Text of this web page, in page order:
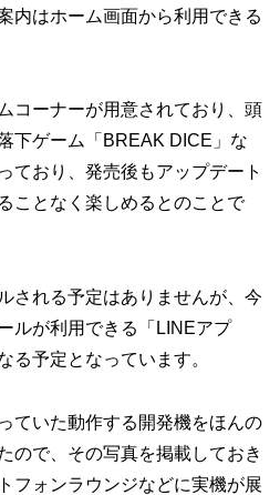
内はホーム画面から利用できる
コーナーが用意されており、頭
下ゲーム「BREAK DICE」な
ており、発売後もアップデート
ことなく楽しめるとのことで
される予定はありませんが、今
ルが利用できる「LINEアプ
る予定となっています。
ていた動作する開発機をほんの
ので、その写真を掲載しておき
フォンラウンジなどに実機が展